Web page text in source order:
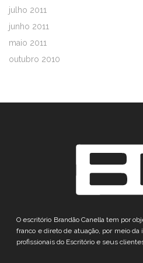
julho 2011
junho 2011
maio 2011
outubro 2010
O escritório Brandão Canella tem por
franco e direto de atuação, por meio da
profissionais do Escritório e seus